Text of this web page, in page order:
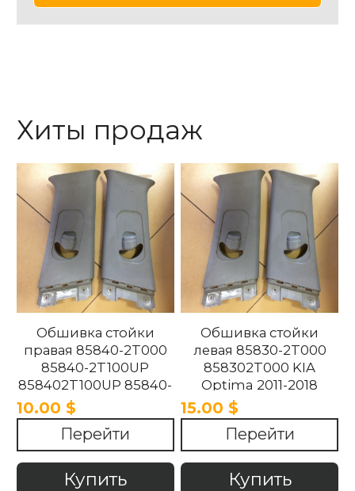
Хиты продаж
Обшивка стойки
правая 85840-2T000
85840-2T100UP
858402T100UP 85840-
2T100UP KIA Optima
2011-2018
10.00 $
Перейти
Купить
Обшивка стойки
левая 85830-2T000
858302T000 KIA
Optima 2011-2018
15.00 $
Перейти
Купить